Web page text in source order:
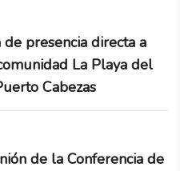
presencia directa a
La Playa del
Cabezas
de la Conferencia de